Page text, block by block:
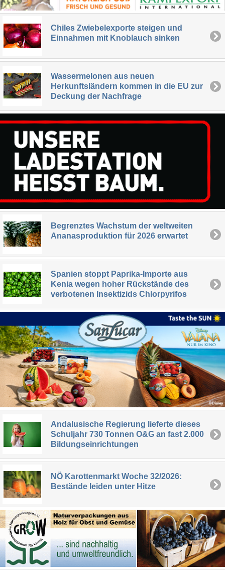
Chiles Zwiebelexporte steigen und
Einnahmen mit Knoblauch sinken
Wassermelonen aus neuen
Herkunftsländern kommen in die EU zur
Deckung der Nachfrage
Begrenztes Wachstum der weltweiten
Ananasproduktion für 2026 erwartet
Spanien stoppt Paprika-Importe aus
Kenia wegen hoher Rückstände des
verbotenen Insektizids Chlorpyrifos
Andalusische Regierung lieferte dieses
Schuljahr 730 Tonnen O&G an fast 2.000
Bildungseinrichtungen
NÖ Karottenmarkt Woche 32/2026:
Bestände leiden unter Hitze